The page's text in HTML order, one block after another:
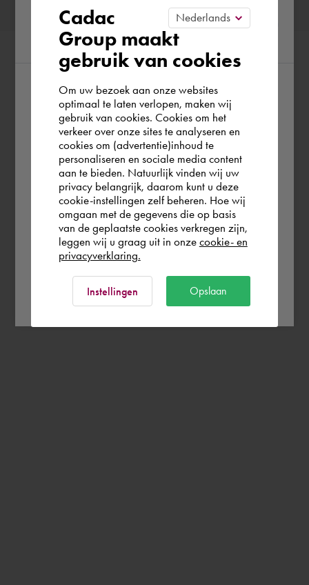
Please confirm your current
region
According to us you are situated in Rest of
the world. Please confirm in which country
you wish to shop.
España
Rest of the world
Cadac
Group maakt
gebruik van cookies
Om uw bezoek aan onze websites
optimaal te laten verlopen, maken wij
gebruik van cookies. Cookies om het
verkeer over onze sites te analyseren en
cookies om (advertentie)inhoud te
personaliseren en sociale media content
aan te bieden. Natuurlijk vinden wij uw
privacy belangrijk, daarom kunt u deze
cookie-instellingen zelf beheren. Hoe wij
omgaan met de gegevens die op basis
van de geplaatste cookies verkregen zijn,
leggen wij u graag uit in onze cookie- en
privacyverklaring.
Instellingen Opslaan